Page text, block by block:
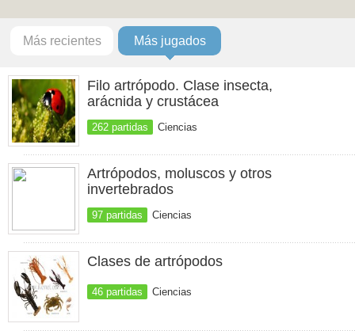
Más recientes Más jugados
Filo artrópodo. Clase insecta,
arácnida y crustácea
262 partidas Ciencias
Artrópodos, moluscos y otros
invertebrados
97 partidas Ciencias
Clases de artrópodos
46 partidas Ciencias